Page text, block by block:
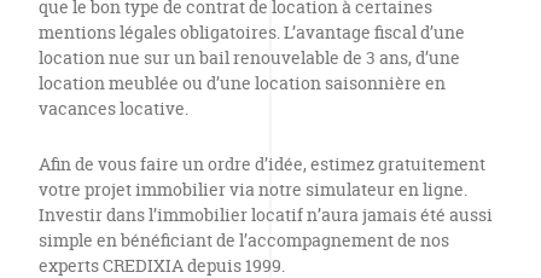
que le bon type de contrat de location à certaines
mentions légales obligatoires. L’avantage fiscal d’une
location nue sur un bail renouvelable de 3 ans, d’une
location meublée ou d’une location saisonnière en
vacances locative.
Afin de vous faire un ordre d’idée, estimez gratuitement
votre projet immobilier via notre simulateur en ligne.
Investir dans l’immobilier locatif n’aura jamais été aussi
simple en bénéficiant de l’accompagnement de nos
experts CREDIXIA depuis 1999.